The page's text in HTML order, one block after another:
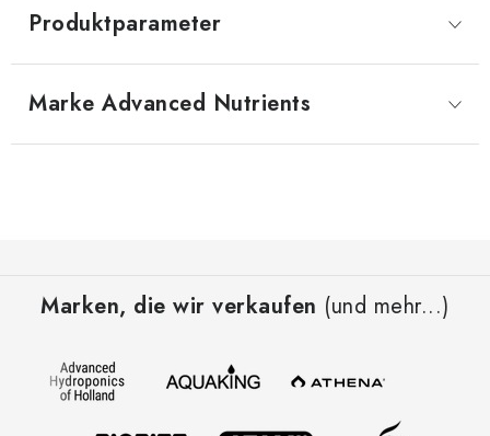
Produktparameter
Marke Advanced Nutrients
Marken, die wir verkaufen (und mehr...)